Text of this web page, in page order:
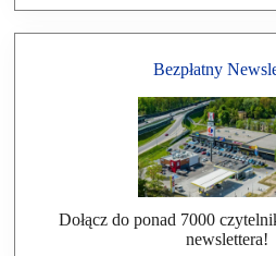
Bezpłatny
Dołącz do ponad 7000
newslettera!